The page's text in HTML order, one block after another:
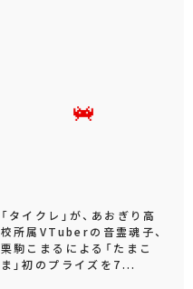
「タイクレ」が、あおぎり高
校所属VTuberの音霊魂子、
栗駒こまるによる「たまこ
ま」初のプライズを7...